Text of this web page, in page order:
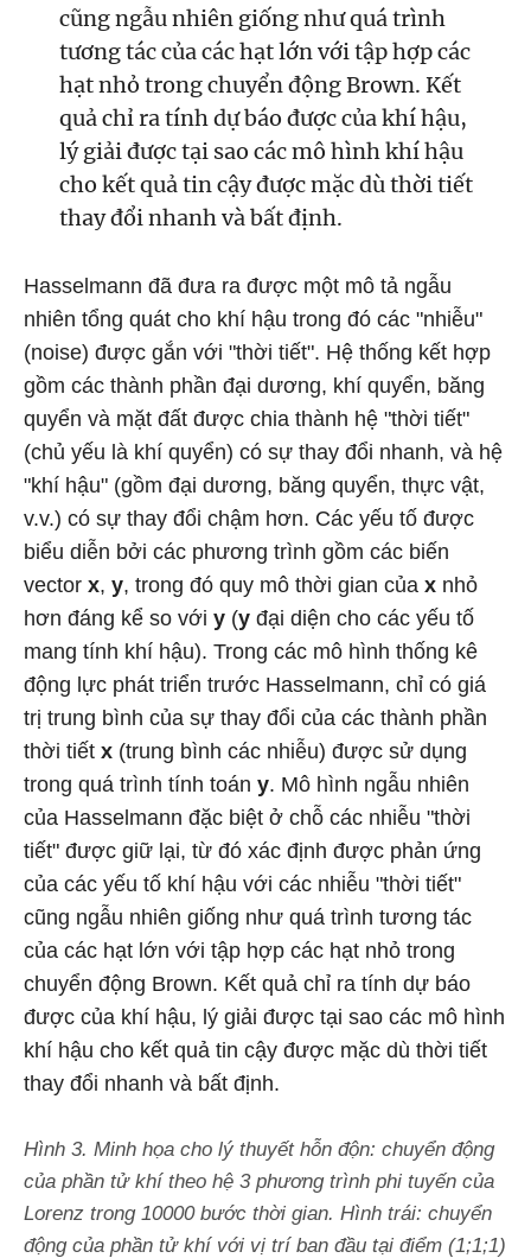
cũng ngẫu nhiên giống như quá trình
tương tác của các hạt lớn với tập hợp các
hạt nhỏ trong chuyển động Brown. Kết
quả chỉ ra tính dự báo được của khí hậu,
lý giải được tại sao các mô hình khí hậu
cho kết quả tin cậy được mặc dù thời tiết
thay đổi nhanh và bất định.
Hasselmann đã đưa ra được một mô tả ngẫu
nhiên tổng quát cho khí hậu trong đó các "nhiễu"
(noise) được gắn với "thời tiết". Hệ thống kết hợp
gồm các thành phần đại dương, khí quyển, băng
quyển và mặt đất được chia thành hệ "thời tiết"
(chủ yếu là khí quyển) có sự thay đổi nhanh, và hệ
"khí hậu" (gồm đại dương, băng quyển, thực vật,
v.v.) có sự thay đổi chậm hơn. Các yếu tố được
biểu diễn bởi các phương trình gồm các biến
vector x, y, trong đó quy mô thời gian của x nhỏ
hơn đáng kể so với y (y đại diện cho các yếu tố
mang tính khí hậu). Trong các mô hình thống kê
động lực phát triển trước Hasselmann, chỉ có giá
trị trung bình của sự thay đổi của các thành phần
thời tiết x (trung bình các nhiễu) được sử dụng
trong quá trình tính toán y. Mô hình ngẫu nhiên
của Hasselmann đặc biệt ở chỗ các nhiễu "thời
tiết" được giữ lại, từ đó xác định được phản ứng
của các yếu tố khí hậu với các nhiễu "thời tiết"
cũng ngẫu nhiên giống như quá trình tương tác
của các hạt lớn với tập hợp các hạt nhỏ trong
chuyển động Brown. Kết quả chỉ ra tính dự báo
được của khí hậu, lý giải được tại sao các mô hình
khí hậu cho kết quả tin cậy được mặc dù thời tiết
thay đổi nhanh và bất định.
Hình 3. Minh họa cho lý thuyết hỗn độn: chuyển động
của phần tử khí theo hệ 3 phương trình phi tuyến của
Lorenz trong 10000 bước thời gian. Hình trái: chuyển
động của phần tử khí với vị trí ban đầu tại điểm (1;1;1)